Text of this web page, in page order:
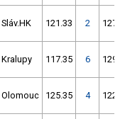
Sláv.HK 121.33 2
Kralupy 117.35 6
Olomouc 125.35 4